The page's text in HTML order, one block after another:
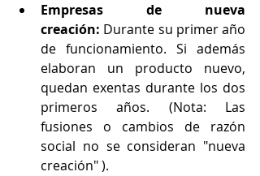
Empresas de nueva
creación: Durante su primer año
de funcionamiento. Si además
elaboran un producto nuevo,
quedan exentas durante los dos
primeros años. (Nota: Las
fusiones o cambios de razón
social no se consideran "nueva
creación" ).